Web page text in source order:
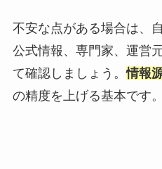
不安な点がある場合は、
公式情報、専門家、運営
て確認しましょう。情報
の精度を上げる基本です。